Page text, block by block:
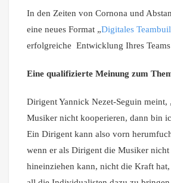
In den Zeiten von Cornona und
eine neues Format „Digitales
erfolgreiche Entwicklung Ihres
Eine qualifizierte Meinung zum
Dirigent Yannick Nezet-Seguin meint,
Musiker nicht kooperieren, dann bin
Ein Dirigent kann also vorn
wenn er als Dirigent die Musiker nicht
hineinziehen kann, nicht die Kraft hat,